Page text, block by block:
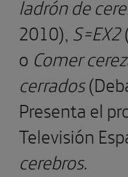
ladrón de
2010), S=EX2
o Comer
cerrados
Presenta el
Televisión
cerebros.